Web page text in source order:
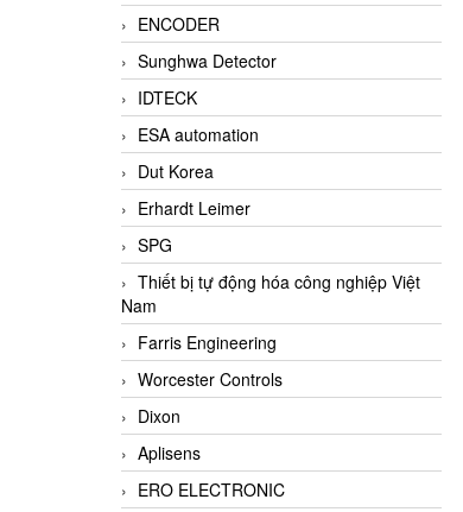
ENCODER
Sunghwa Detector
IDTECK
ESA automation
Dut Korea
Erhardt Leimer
SPG
Thiết bị tự động hóa công nghiệp Việt
Nam
Farris Engineering
Worcester Controls
Dixon
Aplisens
ERO ELECTRONIC